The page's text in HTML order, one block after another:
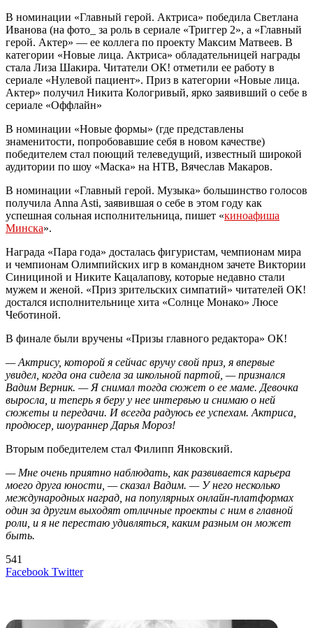
В номинации «Главный герой. Актриса» победила Светлана
Иванова (на фото_ за роль в сериале «Триггер 2», а «Главный
герой. Актер» — ее коллега по проекту Максим Матвеев. В
категории «Новые лица. Актриса» обладательницей награды
стала Лиза Шакира. Читатели ОК! отметили ее работу в
сериале «Нулевой пациент». Приз в категории «Новые лица.
Актер» получил Никита Кологривый, ярко заявивший о себе в
сериале «Оффлайн»
В номинации «Новые формы» (где представлены
знаменитости, попробовавшие себя в новом качестве)
победителем стал поющий телеведущий, известный широкой
аудитории по шоу «Маска» на НТВ, Вячеслав Макаров.
В номинации «Главный герой. Музыка» большинство голоcов
получила Anna Asti, заявившая о себе в этом году как
успешная сольная исполнительница, пишет «киноафиша
Минска».
Награда «Пара года» досталась фигуристам, чемпионам мира
и чемпионам Олимпийских игр в командном зачете Виктории
Синициной и Никите Кацалапову, которые недавно стали
мужем и женой. «Приз зрительских симпатий» читателей ОК!
достался исполнительнице хита «Солнце Монако» Люсе
Чеботиной.
В финале были вручены «Призы главного редактора» ОК!
— Актрису, которой я сейчас вручу свой приз, я впервые
увидел, когда она сидела за школьной партой, — признался
Вадим Верник. — Я снимал тогда сюжет о ее маме. Девочка
выросла, и теперь я беру у нее интервью и снимаю о ней
сюжеты и передачи. И всегда радуюсь ее успехам. Актриса,
продюсер, шоураннер Дарья Мороз!
Вторым победителем стал Филипп Янковский.
— Мне очень приятно наблюдать, как развивается карьера
моего друга юности, — сказал Вадим. — У него несколько
международных наград, на популярных онлайн-платформах
один за другим выходят отличные проекты с ним в главной
роли, и я не перестаю удивляться, каким разным он может
быть.
541
Facebook TwitterLinkedIn
Tumblr
Reddit
Вконтакте
Одноклассники
Skype
Messenger
Messenger
WhatsApp
Telegram
Viber
Line
Поделиться
Печатать